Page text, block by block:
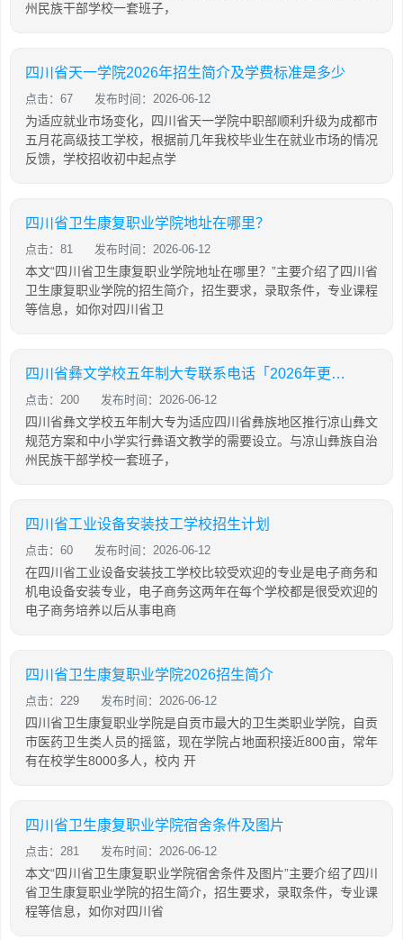
州民族干部学校一套班子，
四川省天一学院2026年招生简介及学费标准是多少
点击：67 发布时间：2026-06-12
为适应就业市场变化，四川省天一学院中职部顺利升级为成都市
五月花高级技工学校，根据前几年我校毕业生在就业市场的情况
反馈，学校招收初中起点学
四川省卫生康复职业学院地址在哪里？
点击：81 发布时间：2026-06-12
本文“四川省卫生康复职业学院地址在哪里？”主要介绍了四川省
卫生康复职业学院的招生简介，招生要求，录取条件，专业课程
等信息，如你对四川省卫
四川省彝文学校五年制大专联系电话「2026年更新」
点击：200 发布时间：2026-06-12
四川省彝文学校五年制大专为适应四川省彝族地区推行凉山彝文
规范方案和中小学实行彝语文教学的需要设立。与凉山彝族自治
州民族干部学校一套班子，
四川省工业设备安装技工学校招生计划
点击：60 发布时间：2026-06-12
在四川省工业设备安装技工学校比较受欢迎的专业是电子商务和
机电设备安装专业，电子商务这两年在每个学校都是很受欢迎的
电子商务培养以后从事电商
四川省卫生康复职业学院2026招生简介
点击：229 发布时间：2026-06-12
四川省卫生康复职业学院是自贡市最大的卫生类职业学院，自贡
市医药卫生类人员的摇篮，现在学院占地面积接近800亩，常年
有在校学生8000多人，校内 开
四川省卫生康复职业学院宿舍条件及图片
点击：281 发布时间：2026-06-12
本文“四川省卫生康复职业学院宿舍条件及图片”主要介绍了四川
省卫生康复职业学院的招生简介，招生要求，录取条件，专业课
程等信息，如你对四川省